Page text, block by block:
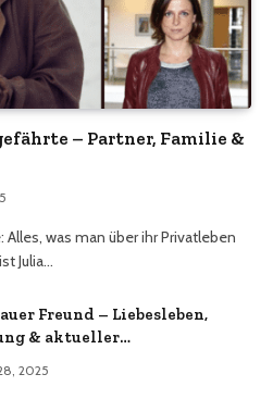
– Partner, Familie &
Alles, was man über ihr Privatleben
Julia…
Freund – Liebesleben,
& aktueller
2025